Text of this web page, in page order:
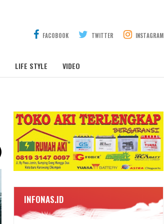
FACOBOOK TWITTER INSTAGRAM
LIFE STYLE VIDEO
INFONAS.ID